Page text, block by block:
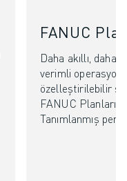
FANUC
Daha akıllı, daha
verimli
özelleştirilebilir
FANUC
Tanımlanmış